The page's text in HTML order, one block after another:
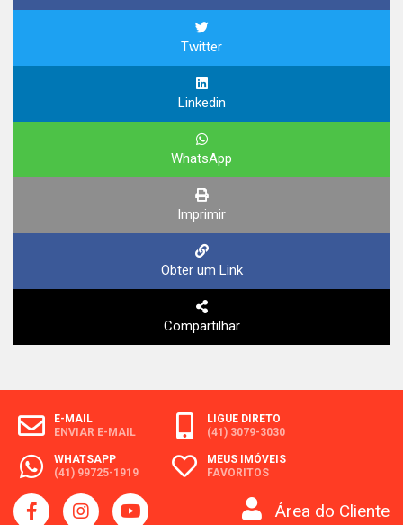
Twitter
Linkedin
WhatsApp
Imprimir
Obter um Link
Compartilhar
E-MAIL
ENVIAR E-MAIL
LIGUE DIRETO
(41) 3079-3030
WHATSAPP
(41) 99725-1919
MEUS IMÓVEIS
FAVORITOS
Área do Cliente